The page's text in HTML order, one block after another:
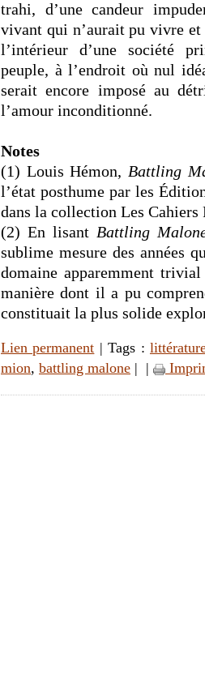
trahi, d’une candeur
vivant qui n’aurait pu vivre et
l’intérieur d’une société
peuple, à l’endroit où nul
serait encore imposé au
l’amour inconditionné.
Notes
(1) Louis Hémon, Battling
l’état posthume par les
dans la collection Les Cahiers
(2) En lisant Battling
sublime mesure des années
domaine apparemment
manière dont il a pu
constituait la plus solide
Lien permanent | Tags :
mion, battling malone | |